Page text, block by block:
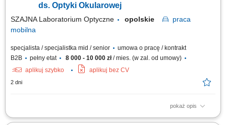
ds. Optyki Okularowej
SZAJNA Laboratorium Optyczne opolskie
praca
mobilna
specjalista / specjalistka mid / senior
umowa o pracę / kontrakt
B2B
pełny etat 8 000 - 10 000 zł/ mies. (w zal. od umowy)
aplikuj szybko
aplikuj bez CV
2 dni
pokaż opis
Opis stanowiska Utrzymywanie stałego kontaktu z dotychczasowymi